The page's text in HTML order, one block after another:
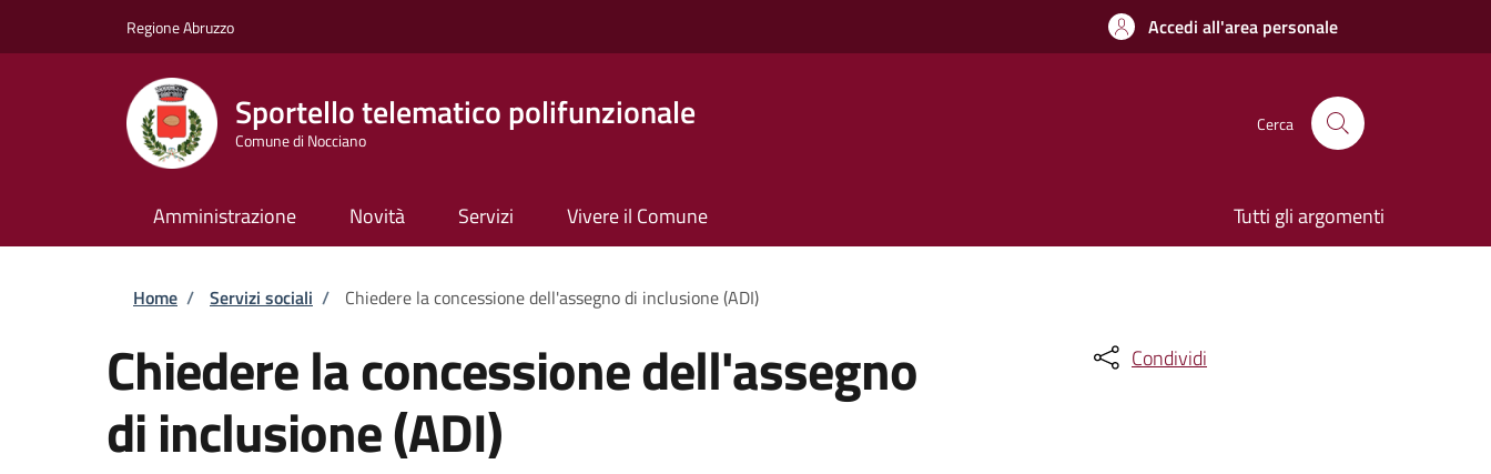
Regione Abruzzo Accedi all'area personale
Sportello telematico polifunzionale
Comune di Nocciano
Cerca
Amministrazione Novità Servizi Vivere il Comune Tutti gli argomenti
Briciole di pane
Home / Servizi sociali / Chiedere la concessione dell'assegno di inclusione (ADI)
Chiedere la concessione dell'assegno
di inclusione (ADI)
Condividi